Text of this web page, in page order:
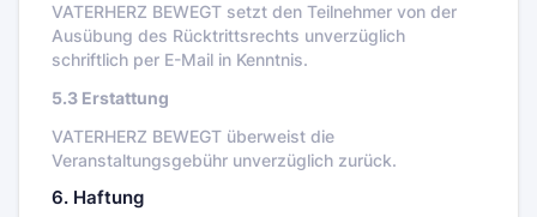
VATERHERZ BEWEGT setzt den Teilnehmer von der
Ausübung des Rücktrittsrechts unverzüglich
schriftlich per E-Mail in Kenntnis.
5.3 Erstattung
VATERHERZ BEWEGT überweist die
Veranstaltungsgebühr unverzüglich zurück.
6. Haftung